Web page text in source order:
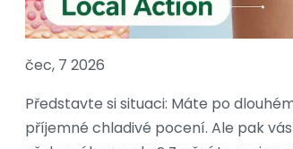
čec, 7 2026
Představte si situaci: Máte po
příjemné chladivé pocení. Ale pak